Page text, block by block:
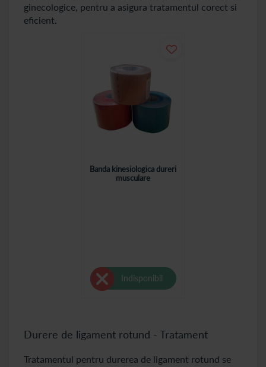
ginecologice, pentru a asigura tratamentul corect si
eficient.
Banda kinesiologica dureri
musculare
Indisponibil
Durere de ligament rotund - Tratament
Tratamentul pentru durerea de ligament rotund se